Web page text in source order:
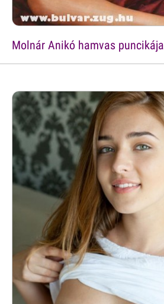
Molnár Anikó hamvas puncikája